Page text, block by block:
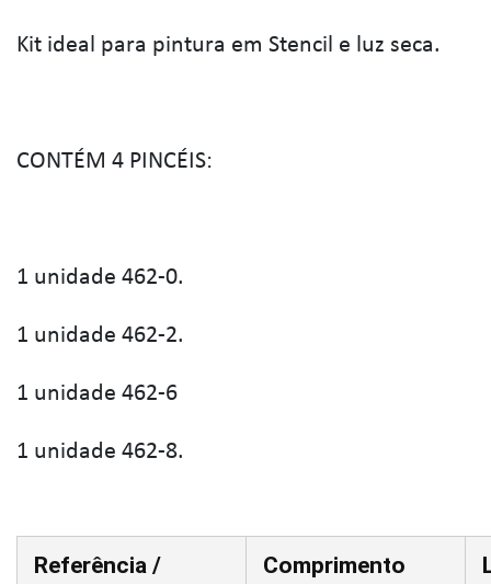
Kit ideal para pintura em Stencil e luz seca.
CONTÉM 4 PINCÉIS:
1 unidade 462-0.
1 unidade 462-2.
1 unidade 462-6
1 unidade 462-8.
Referência /
Comprimento